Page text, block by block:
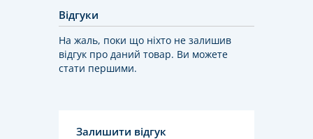
Відгуки
На жаль, поки що ніхто не залишив
відгук про даний товар. Ви можете
стати першими.
Залишити відгук